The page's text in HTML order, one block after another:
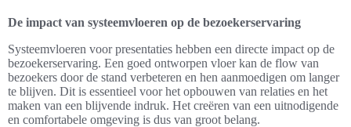
De impact van systeemvloeren op de bezoekerservaring
Systeemvloeren voor presentaties hebben een directe impact op de
bezoekerservaring. Een goed ontworpen vloer kan de flow van
bezoekers door de stand verbeteren en hen aanmoedigen om langer
te blijven. Dit is essentieel voor het opbouwen van relaties en het
maken van een blijvende indruk. Het creëren van een uitnodigende
en comfortabele omgeving is dus van groot belang.